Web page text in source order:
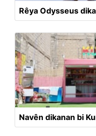
Rêya Odysseus
Navên dikanan bi